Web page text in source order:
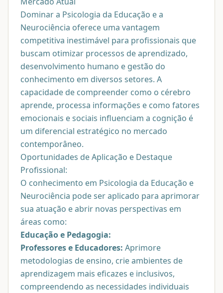
Dominar a Psicologia da Educação e a
Neurociência oferece uma vantagem
competitiva inestimável para profissionais que
buscam otimizar processos de aprendizado,
desenvolvimento humano e gestão do
conhecimento em diversos setores. A
capacidade de compreender como o cérebro
aprende, processa informações e como fatores
emocionais e sociais influenciam a cognição é
um diferencial estratégico no mercado
contemporâneo.
Oportunidades de Aplicação e Destaque
Profissional:
O conhecimento em Psicologia da Educação e
Neurociência pode ser aplicado para aprimorar
sua atuação e abrir novas perspectivas em
áreas como:
Educação e Pedagogia:
Professores e Educadores: Aprimore
metodologias de ensino, crie ambientes de
aprendizagem mais eficazes e inclusivos,
compreendendo as necessidades individuais